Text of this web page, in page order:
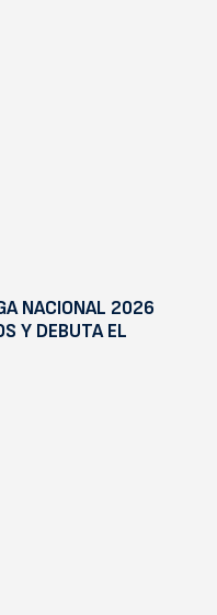
NACIONAL 2026
Y DEBUTA EL